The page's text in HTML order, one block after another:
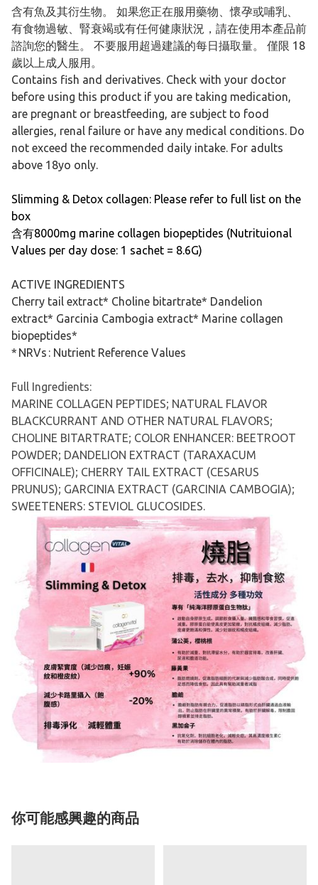
含有魚及其衍生物。 如果您正在服用藥物、懷孕或哺乳、
有食物過敏、腎衰竭或有任何健康狀況，請在使用本產品前
諮詢您的醫生。 不要服用超過建議的每日攝取量。 僅限 18
歲以上成人服用。
Contains fish and derivatives. Check with your doctor
before using this product if you are taking medication,
are pregnant or breastfeeding, are subject to food
allergies, renal failure or have any medical conditions. Do
not exceed the recommended daily intake. For adults
above 18yo only.
Slimming & Detox collagen: Please refer to full list on the
box
含有8000mg marine collagen biopeptides (Nutrituional
Values per day dose: 1 sachet = 8.6G)
ACTIVE INGREDIENTS
Cherry tail extract* Choline bitartrate* Dandelion
extract* Garcinia Cambogia extract* Marine collagen
biopeptides*
* NRVs : Nutrient Reference Values
Full Ingredients:
MARINE COLLAGEN PEPTIDES; NATURAL FLAVOR
BLACKCURRANT AND OTHER NATURAL FLAVORS;
CHOLINE BITARTRATE; COLOR ENHANCER: BEETROOT
POWDER; DANDELION EXTRACT (TARAXACUM
OFFICINALE); CHERRY TAIL EXTRACT (CESARUS
PRUNUS); GARCINIA EXTRACT (GARCINIA CAMBOGIA);
SWEETENERS: STEVIOL GLUCOSIDES.
你可能感興趣的商品